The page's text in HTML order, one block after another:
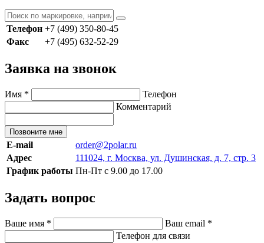
Телефон +7 (499) 350-80-45
Факс
+7 (495) 632-52-29
Заявка на звонок
Имя *
Телефон
Комментарий
Позвоните мне
E-mail
order@2polar.ru
Адрес
111024, г. Москва, ул. Душинская, д. 7, стр. 3
График работы Пн-Пт с 9.00 до 17.00
Задать вопрос
Ваше имя * Ваш email *
Телефон для связи